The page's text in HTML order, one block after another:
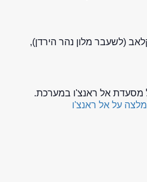
קלאב (לשעבר מלון נהר הירדן),
מסעדת אל ראנצ'ו במערכת.
על אל ראנצ'ו